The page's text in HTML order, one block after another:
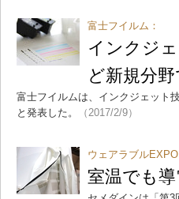
富士フイルム：
インクジ
ど新規分
富士フイルムは、インクジェット
と発表した。
（2017/2/9）
ウェアラブルEXPO
室温でも